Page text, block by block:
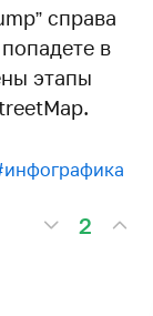
справа
в
этапы
2